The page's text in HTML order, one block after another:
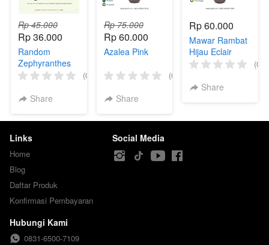
Rp 45.000
Rp 36.000
Random
Zephyranthes
(0)
Share
Rp 75.000
Rp 60.000
Azalea Pink
(0)
Share
Rp 60.000
Mawar Rambat
Hijau Eclair
(0)
Share
Links
Home
Blog
Daftar Produk
Konfirmasi Pembayaran
Social Media
Hubungi Kami
0831-6500-7109